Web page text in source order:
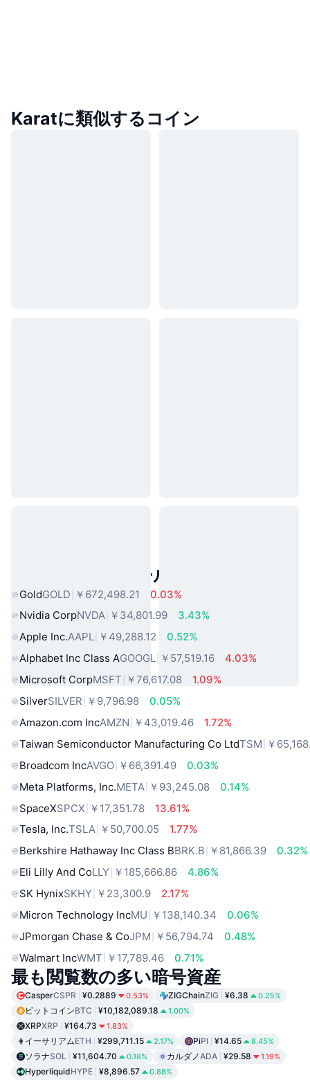
Karatに類似するコイン
人気のリアルワールドアセット
GoldGOLD ￥672,498.21
0.03%
Nvidia CorpNVDA ￥34,801.99
3.43%
Apple Inc.AAPL ￥49,288.12
0.52%
Alphabet Inc Class AGOOGL ￥57,519.16
4.03%
Microsoft CorpMSFT ￥76,617.08
1.09%
SilverSILVER ￥9,796.98
0.05%
Amazon.com IncAMZN ￥43,019.46
1.72%
Taiwan Semiconductor Manufacturing Co LtdTSM ￥
Broadcom IncAVGO ￥66,391.49
0.03%
Meta Platforms, Inc.META ￥93,245.08
0.14%
SpaceXSPCX ￥17,351.78
13.61%
Tesla, Inc.TSLA ￥50,700.05
1.77%
Berkshire Hathaway Inc Class BBRK.B ￥81,866.39
0.32%
Eli Lilly And CoLLY ￥185,666.86
4.86%
SK HynixSKHY ￥23,300.9
2.17%
Micron Technology IncMU ￥138,140.34
0.06%
JPmorgan Chase & CoJPM ￥56,794.74
0.48%
Walmart IncWMT ￥17,789.46 0.71%
最も閲覧数の多い暗号資産
CasperCSPR ¥0.2889 0.53% ZIGChainZIG ¥6.38 0.25%
ビットコインBTC ¥10,182,089.18 1.00%
XRPXRP ¥164.73 1.83%
イーサリアムETH ¥299,711.15 2.17% PiPI ¥14.65 8.45%
ソラナSOL ¥11,604.70 0.18% カルダノADA ¥29.58 1.19%
HyperliquidHYPE ¥8,896.57 0.88%